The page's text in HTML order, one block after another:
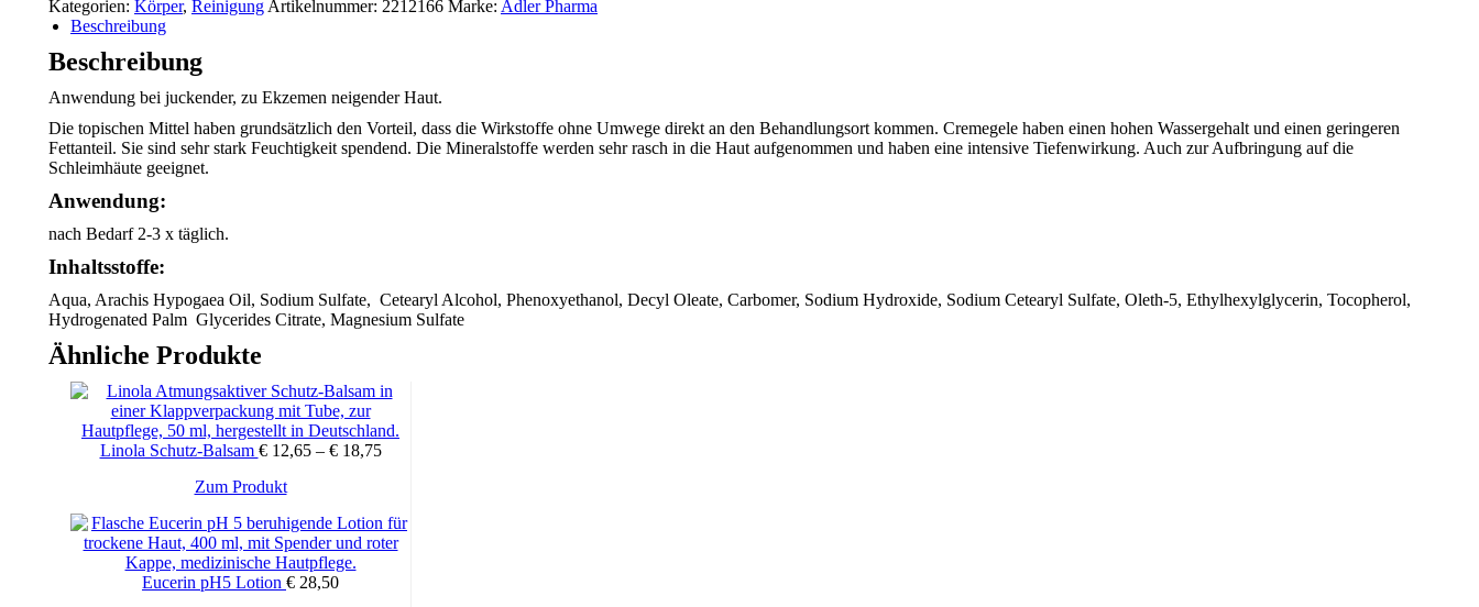
Kategorien: Körper, Reinigung Artikelnummer: 2212166 Marke: Adler Pharma
Beschreibung
Beschreibung
Anwendung bei juckender, zu Ekzemen neigender Haut.
Die topischen Mittel haben grundsätzlich den Vorteil, dass die Wirkstoffe ohne Umwege direkt an den Behandlungsort kommen. Cremegele haben einen hohen Wassergehalt und einen geringeren
Fettanteil. Sie sind sehr stark Feuchtigkeit spendend. Die Mineralstoffe werden sehr rasch in die Haut aufgenommen und haben eine intensive Tiefenwirkung. Auch zur Aufbringung auf die
Schleimhäute geeignet.
Anwendung:
nach Bedarf 2-3 x täglich.
Inhaltsstoffe:
Aqua, Arachis Hypogaea Oil, Sodium Sulfate, Cetearyl Alcohol, Phenoxyethanol, Decyl Oleate, Carbomer, Sodium Hydroxide, Sodium Cetearyl Sulfate, Oleth-5, Ethylhexylglycerin, Tocopherol,
Hydrogenated Palm Glycerides Citrate, Magnesium Sulfate
Ähnliche Produkte
Linola Schutz-Balsam €12,65 – €18,75Preisspanne:
Zum ProduktDieses
weist
mehrere
Varianten
auf.
Eucerin pH5 Lotion € 28,50